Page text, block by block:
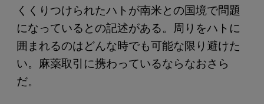
くくりつけられたハトが南米との国境で問題
になっているとの記述がある。周りをハトに
囲まれるのはどんな時でも可能な限り避けた
い。麻薬取引に携わっているならなおさら
だ。